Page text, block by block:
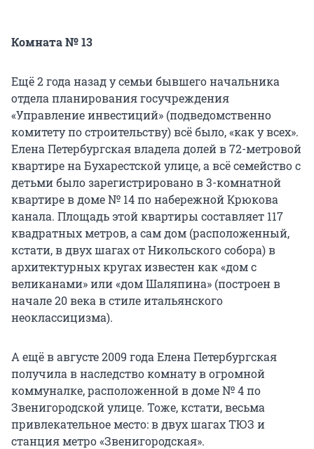
Комната № 13
Ещё 2 года назад у семьи бывшего начальника
отдела планирования госучреждения
«Управление инвестиций» (подведомственно
комитету по строительству) всё было, «как у всех».
Елена Петербургская владела долей в 72-метровой
квартире на Бухарестской улице, а всё семейство с
детьми было зарегистрировано в 3-комнатной
квартире в доме № 14 по набережной Крюкова
канала. Площадь этой квартиры составляет 117
квадратных метров, а сам дом (расположенный,
кстати, в двух шагах от Никольского собора) в
архитектурных кругах известен как «дом с
великанами» или «дом Шаляпина» (построен в
начале 20 века в стиле итальянского
неоклассицизма).
А ещё в августе 2009 года Елена Петербургская
получила в наследство комнату в огромной
коммуналке, расположенной в доме № 4 по
Звенигородской улице. Тоже, кстати, весьма
привлекательное место: в двух шагах ТЮЗ и
станция метро «Звенигородская».